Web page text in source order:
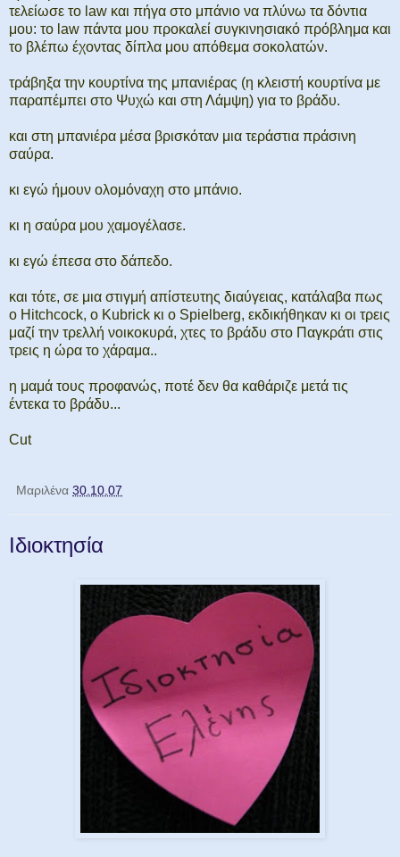
τελείωσε το law και πήγα στο μπάνιο να πλύνω τα δόντια
μου: το law πάντα μου προκαλεί συγκινησιακό πρόβλημα και
το βλέπω έχοντας δίπλα μου απόθεμα σοκολατών.
τράβηξα την κουρτίνα της μπανιέρας (η κλειστή κουρτίνα με
παραπέμπει στο Ψυχώ και στη Λάμψη) για το βράδυ.
και στη μπανιέρα μέσα βρισκόταν μια τεράστια πράσινη
σαύρα.
κι εγώ ήμουν ολομόναχη στο μπάνιο.
κι η σαύρα μου χαμογέλασε.
κι εγώ έπεσα στο δάπεδο.
και τότε, σε μια στιγμή απίστευτης διαύγειας, κατάλαβα πως
ο Hitchcock, ο Kubrick κι ο Spielberg, εκδικήθηκαν κι οι τρεις
μαζί την τρελλή νοικοκυρά, χτες το βράδυ στο Παγκράτι στις
τρεις η ώρα το χάραμα..
η μαμά τους προφανώς, ποτέ δεν θα καθάριζε μετά τις
έντεκα το βράδυ...
Cut
Μαριλένα 30.10.07
Iδιοκτησία